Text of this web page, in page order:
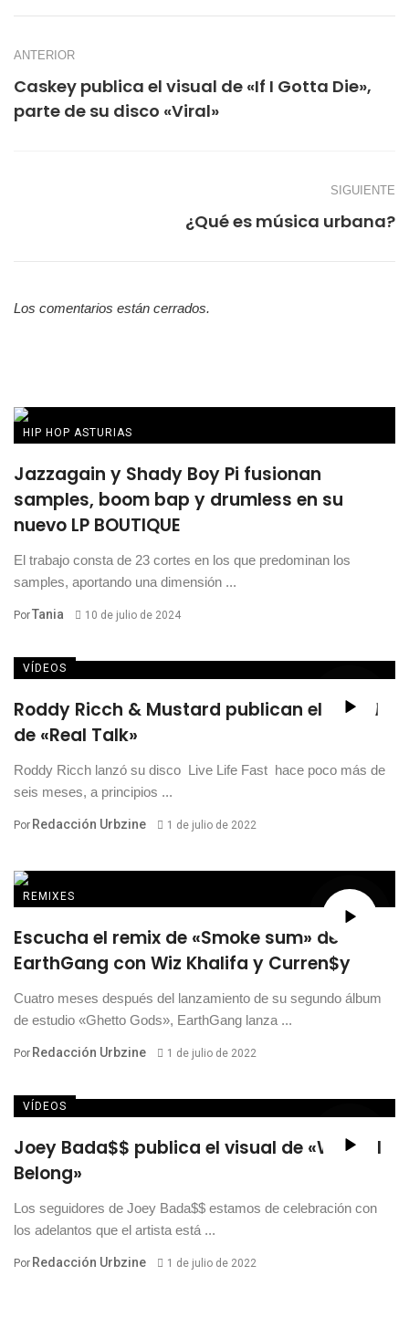
ANTERIOR
Caskey publica el visual de «If I Gotta Die»,
parte de su disco «Viral»
SIGUIENTE
¿Qué es música urbana?
Los comentarios están cerrados.
HIP HOP ASTURIAS
Jazzagain y Shady Boy Pi fusionan
samples, boom bap y drumless en su
nuevo LP BOUTIQUE
El trabajo consta de 23 cortes en los que predominan los
samples, aportando una dimensión ...
PorTania 10 de julio de 2024
VÍDEOS
Roddy Ricch & Mustard publican el visual
de «Real Talk»
Roddy Ricch lanzó su disco Live Life Fast hace poco más de
seis meses, a principios ...
Por Redacción Urbzine 1 de julio de 2022
REMIXES
Escucha el remix de «Smoke sum» de
EarthGang con Wiz Khalifa y Curren$y
Cuatro meses después del lanzamiento de su segundo álbum
de estudio «Ghetto Gods», EarthGang lanza ...
Por Redacción Urbzine 1 de julio de 2022
VÍDEOS
Joey Bada$$ publica el visual de «Where I
Belong»
Los seguidores de Joey Bada$$ estamos de celebración con
los adelantos que el artista está ...
Por Redacción Urbzine 1 de julio de 2022